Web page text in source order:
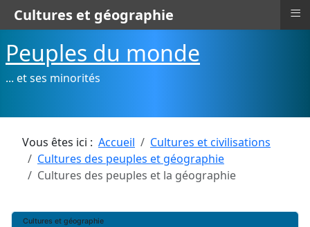
Peuples du monde
... et ses minorités
Vous êtes ici : Accueil
Cultures et civilisations
Cultures des peuples et géographie
Cultures des peuples et la géographie
Cultures et géographie
Cultures et géographie ≡